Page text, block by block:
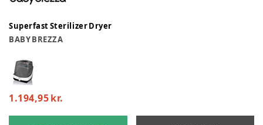
Superfast Sterilizer Dryer
BABY BREZZA
1.194,95 kr.